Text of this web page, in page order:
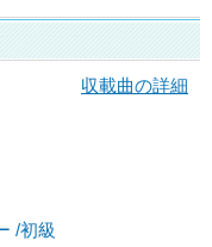
収載曲の詳細
/初級